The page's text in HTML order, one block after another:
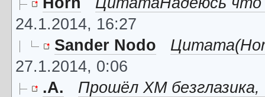
24.1.2014, 16:27
Sander Nodo
27.1.2014, 0:06
.A.
Прошёл ХМ